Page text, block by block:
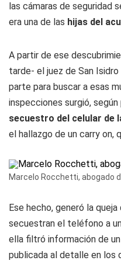
las cámaras de seguridad
era una de las hijas del
A partir de ese
tarde- el juez de San
parte para buscar a esas
inspecciones surgió, según
secuestro del celular de
el hallazgo de un carry on,
Marcelo Rocchetti, abogado
Ese hecho, generó la
secuestran el teléfono a
ella filtró información de un
publicada al detalle en los